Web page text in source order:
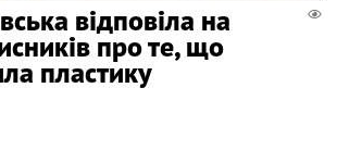
відповіла на
про те, що
пластику